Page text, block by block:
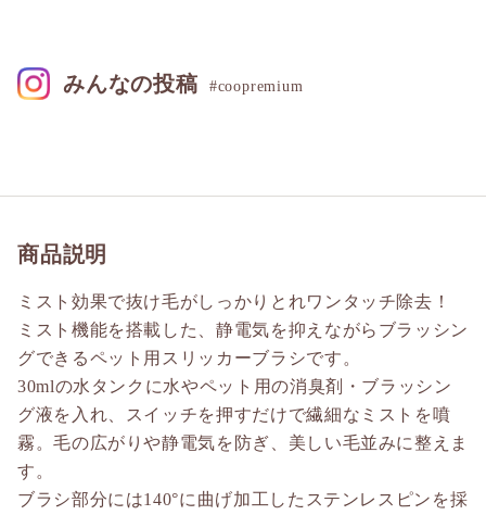
商品説明
ミスト効果で抜け毛がしっかりとれワンタッチ除去！
ミスト機能を搭載した、静電気を抑えながらブラッシン
グできるペット用スリッカーブラシです。
30mlの水タンクに水やペット用の消臭剤・ブラッシン
グ液を入れ、スイッチを押すだけで繊細なミストを噴
霧。毛の広がりや静電気を防ぎ、美しい毛並みに整えま
す。
ブラシ部分には140°に曲げ加工したステンレスピンを採
みんなの投稿 #coopremium